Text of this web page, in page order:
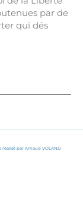
par de
qui dés
réalisé par Arnaud VOLAND